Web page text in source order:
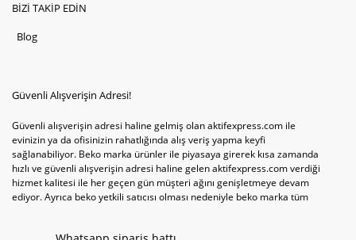
BİZİ TAKİP EDİN
Blog
Güvenli Alışverişin Adresi!
Güvenli alışverişin adresi haline gelmiş olan aktifexpress.com ile
evinizin ya da ofisinizin rahatlığında alış veriş yapma keyfi
sağlanabiliyor. Beko marka ürünler ile piyasaya girerek kısa zamanda
hızlı ve güvenli alışverişin adresi haline gelen aktifexpress.com verdiği
hizmet kalitesi ile her geçen gün müşteri ağını genişletmeye devam
ediyor. Ayrıca beko yetkili satıcısı olması nedeniyle beko marka tüm